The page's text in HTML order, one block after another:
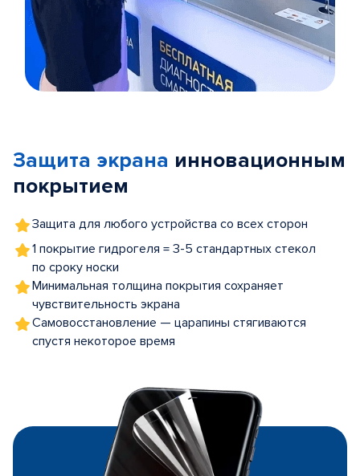
5
Защита экрана инновационным
покрытием
Защита для любого устройства со всех сторон
1 покрытие гидрогеля = 3-5 стандартных стекол
по сроку носки
Минимальная толщина покрытия сохраняет
чувствительность экрана
Самовосстановление — царапины стягиваются
спустя некоторое время